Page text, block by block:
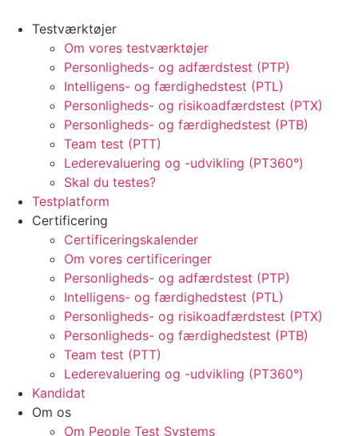
Testværktøjer
Om vores testværktøjer
Personligheds- og adfærdstest (PTP)
Intelligens- og færdighedstest (PTL)
Personligheds- og risikoadfærdstest (PTX)
Personligheds- og færdighedstest (PTB)
Team test (PTT)
Lederevaluering og -udvikling (PT360°)
Skal du testes?
Testplatform
Certificering
Certificeringskalender
Om vores certificeringer
Personligheds- og adfærdstest (PTP)
Intelligens- og færdighedstest (PTL)
Personligheds- og risikoadfærdstest (PTX)
Personligheds- og færdighedstest (PTB)
Team test (PTT)
Lederevaluering og -udvikling (PT360°)
Kandidat
Om os
Om People Test Systems